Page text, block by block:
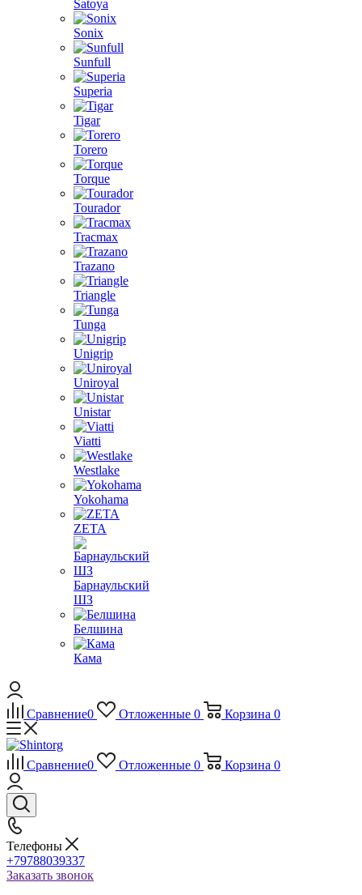
Satoya
Sonix
Sunfull
Superia
Tigar
Torero
Torque
Tourador
Tracmax
Trazano
Triangle
Tunga
Unigrip
Uniroyal
Unistar
Viatti
Westlake
Yokohama
ZETA
Барнаульский
ШЗ
Белшина
Кама
Сравнение0 Отложенные 0 Корзина 0
Сравнение0 Отложенные 0 Корзина 0
Телефоны
+79788039337
Заказать звонок